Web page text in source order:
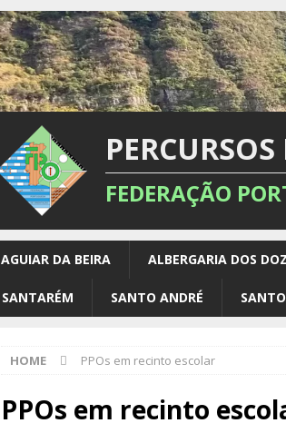
FEDERAÇÃO
AGUIAR DA BEIRA ALBERGARIA DOS
SANTARÉM SANTO ANDRÉ
HOME PPOs em recinto escolar
PPOs em recinto